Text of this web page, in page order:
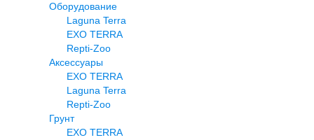
Оборудование
Laguna Terra
EXO TERRA
Repti-Zoo
Аксессуары
EXO TERRA
Laguna Terra
Repti-Zoo
Грунт
EXO TERRA